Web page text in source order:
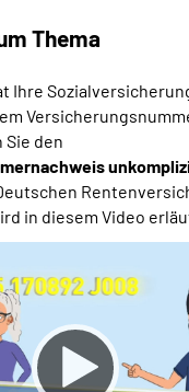
Thema
Ihre
Sie den
in diesem Video